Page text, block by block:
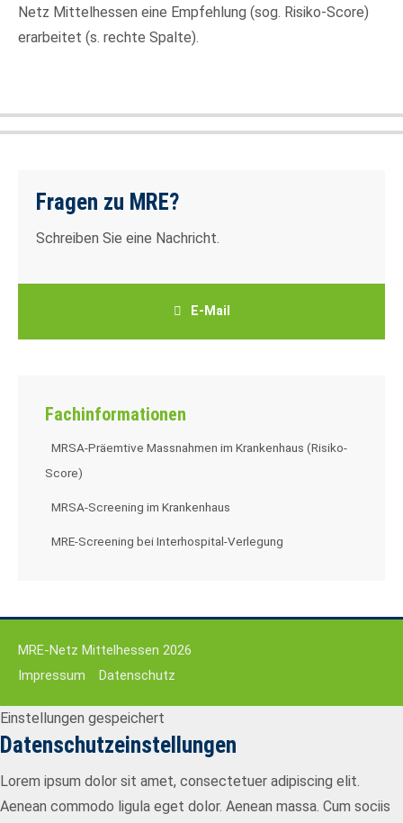
Netz Mittelhessen eine Empfehlung (sog. Risiko-Score)
erarbeitet (s. rechte Spalte).
Fragen zu MRE?
Schreiben Sie eine Nachricht.
E-Mail
Fachinformationen
MRSA-Präemtive Massnahmen im Krankenhaus (Risiko-
Score)
MRSA-Screening im Krankenhaus
MRE-Screening bei Interhospital-Verlegung
MRE-Netz Mittelhessen 2026
Impressum
Datenschutz
Einstellungen gespeichert
Datenschutzeinstellungen
Lorem ipsum dolor sit amet, consectetuer adipiscing elit.
Aenean commodo ligula eget dolor. Aenean massa. Cum sociis